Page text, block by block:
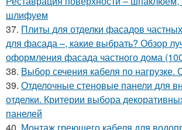
шлифуем
37. Плиты для отделки фасадов
для фасада –, какие выбрать? Обзор
оформления фасада частного дома
38. Выбор сечения кабеля по нагрузке.
39. Отделочные стеновые панели для
отделки. Критерии выбора
панелей
40. Монтаж греющего кабеля для